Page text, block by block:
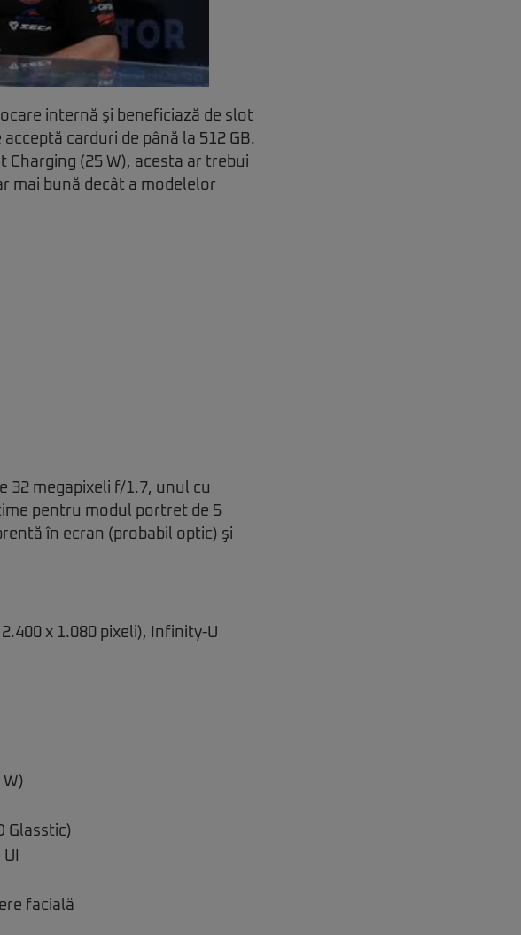
internă şi beneficiază de slot
carduri de până la 512 GB.
Charging (25 W), acesta ar trebui
mai bună decât a modelelor
32 megapixeli f/1.7, unul cu
pentru modul portret de 5
în ecran (probabil optic) şi
x 1.080 pixeli), Infinity-U
Glasstic)
facială